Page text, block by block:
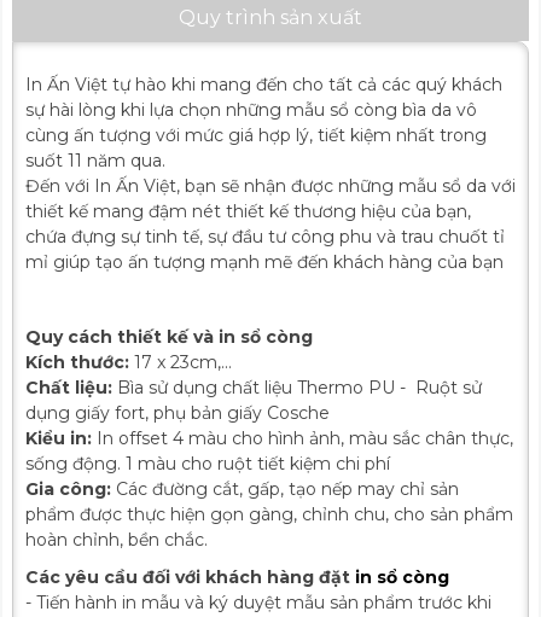
Quy trình sản xuất
In Ấn Việt tự hào khi mang đến cho tất cả các quý khách
sự hài lòng khi lựa chọn những mẫu sổ còng bìa da vô
cùng ấn tượng với mức giá hợp lý, tiết kiệm nhất trong
suốt 11 năm qua.
Đến với In Ấn Việt, bạn sẽ nhận được những mẫu sổ da với
thiết kế mang đậm nét thiết kế thương hiệu của bạn,
chứa đựng sự tinh tế, sự đầu tư công phu và trau chuốt tỉ
mỉ giúp tạo ấn tượng mạnh mẽ đến khách hàng của bạn
Quy cách thiết kế và in sổ còng
Kích thước: 17 x 23cm,...
Chất liệu: Bìa sử dụng chất liệu Thermo PU - Ruột sử
dụng giấy fort, phụ bản giấy Cosche
Kiểu in: In offset 4 màu cho hình ảnh, màu sắc chân thực,
sống động. 1 màu cho ruột tiết kiệm chi phí
Gia công: Các đường cắt, gấp, tạo nếp may chỉ sản
phẩm được thực hiện gọn gàng, chỉnh chu, cho sản phẩm
hoàn chỉnh, bền chắc.
Các yêu cầu đối với khách hàng đặt in sổ còng
- Tiến hành in mẫu và ký duyệt mẫu sản phẩm trước khi